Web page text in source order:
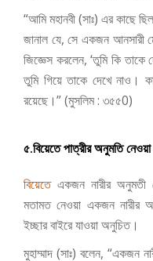
“আমি মহানবী (সাঃ) এর কাছে
জানাল যে, সে একজন আনসারী
জিজ্ঞেস করলেন, ‘তুমি কি
তুমি গিয়ে তাকে দেখে নাও।
রয়েছে।”(মুসলিম : ৩৫৫0)
৫.বিয়েতে পাত্রীর অনুমতি নেওয়া
বিয়েতেএকজন নারীর অনুমতী
মতামত নেওয়া একজন নারীর
ইচ্ছার বাইরে যাওয়া অনুচিত।
মুহাম্মাদ (সাঃ) বলেন, “একজন